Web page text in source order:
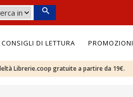
CONSIGLI DI LETTURA PROMOZIONI
Librerie.coop gratuite a partire da 19€.